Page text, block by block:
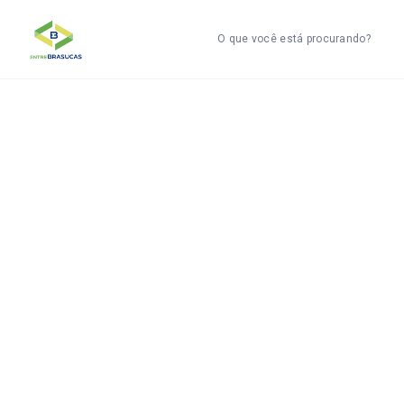
O que você está procurando?